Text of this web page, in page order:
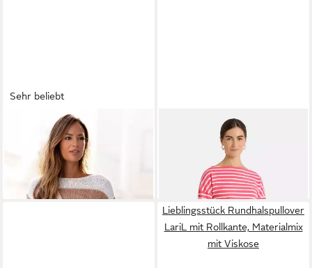
Sehr beliebt
LASCANAStreifenpullover
mit überschnittenen
Schultern, Strickpullover,
figurumspielend
59,99 €
LIEBLINGSSTÜCK
Langarmshirt StineL mit U-
Boot Ausschnitt,
Streifenmuster
UVP79,95 €
Lieblingsstück Rundhalspullover
LariL mit Rollkante, Materialmix
mit Viskose